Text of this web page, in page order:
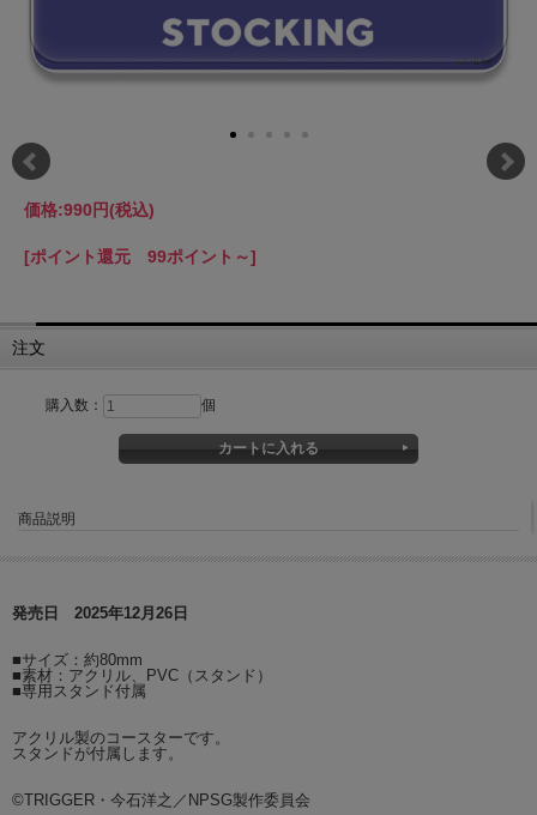
価格:990円(税込)
[ポイント還元 99ポイント～]
注文
購入数： 個
商品説明
発売日 2025年12月26日
■サイズ：約80mm
■素材：アクリル、PVC（スタンド）
■専用スタンド付属
アクリル製のコースターです。
スタンドが付属します。
©TRIGGER・今石洋之／NPSG製作委員会